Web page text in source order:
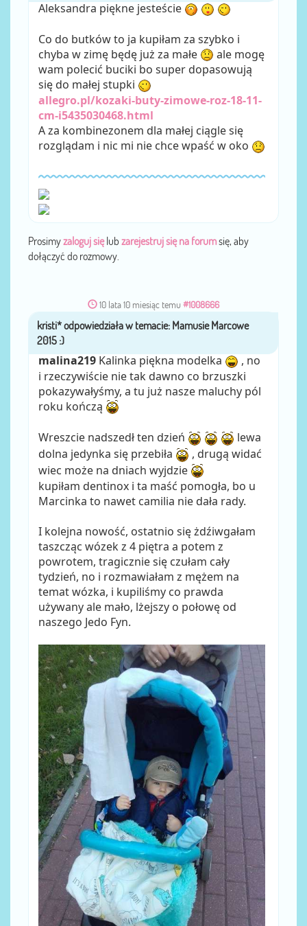
Aleksandra piękne jesteście
Co do butków to ja kupiłam za szybko i
chyba w zimę będę już za małe
ale mogę
wam polecić buciki bo super dopasowują
się do małej stupki
allegro.pl/kozaki-buty-zimowe-roz-18-11-
cm-i5435030468.html
A za kombinezonem dla małej ciągle się
rozglądam i nic mi nie chce wpaść w oko
Prosimyzaloguj sięlub zarejestruj się na forumsię, aby
dołączyć do rozmowy.
10 lata 10 miesiąc temu #1008666
przezkristi*
malina219 Kalinka piękna modelka
, no
i rzeczywiście nie tak dawno co brzuszki
pokazywałyśmy, a tu już nasze maluchy pól
roku kończą
Wreszcie nadszedł ten dzień
lewa
dolna jedynka się przebiła
, drugą widać
wiec może na dniach wyjdzie
kupiłam dentinox i ta maść pomogła, bo u
Marcinka to nawet camilia nie dała rady.
I kolejna nowość, ostatnio się żdźiwgałam
taszcząc wózek z 4 piętra a potem z
powrotem, tragicznie się czułam cały
tydzień, no i rozmawiałam z mężem na
temat wózka, i kupiliśmy co prawda
używany ale mało, lżejszy o połowę od
naszego Jedo Fyn.